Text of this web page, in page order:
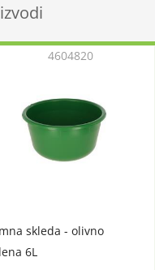
skleda - olivno
6L
4604820